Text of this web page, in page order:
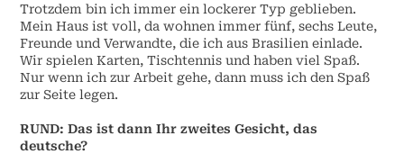
Trotzdem bin ich immer ein lockerer Typ geblieben.
Mein Haus ist voll, da wohnen immer fünf, sechs Leute,
Freunde und Verwandte, die ich aus Brasilien einlade.
Wir spielen Karten, Tischtennis und haben viel Spaß.
Nur wenn ich zur Arbeit gehe, dann muss ich den Spaß
zur Seite legen.
RUND:Das ist dann Ihr zweites Gesicht, das
deutsche?